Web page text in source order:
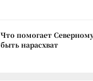
Что помогает
быть нарасхват